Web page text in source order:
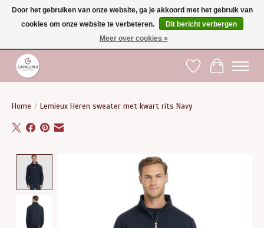
Gratis verzending vanaf €75 binnen BE - vanaf €100 naar EU | Voor 17:00 besteld is
dezelfde dag verzonden | Klantendienst: +32 (0)51 21 27 00 |
Verlanglijst
Home / Lemieux Heren sweater met kwart rits Navy
Product image slideshow Items
Door het gebruiken van onze website, ga je akkoord met het gebruik van
cookies om onze website te verbeteren.
Dit bericht verbergen
Meer over cookies »